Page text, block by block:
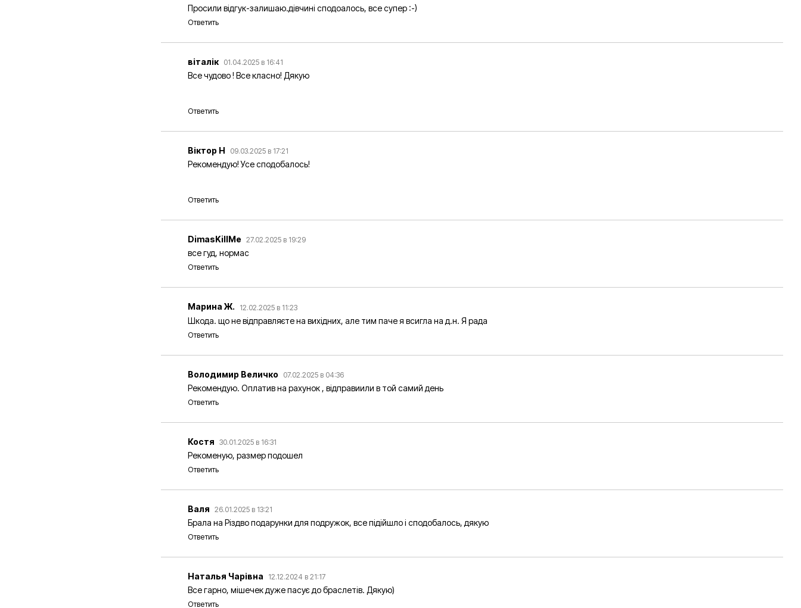
Просили відгук-залишаю.дівчині сподоалось, все супер :-)
Ответить
віталік 01.04.2025 в 16:41
Все чудово ! Все класно! Дякую
Ответить
Віктор Н 09.03.2025 в 17:21
Рекомендую! Усе сподобалось!
Ответить
DimasKillMe 27.02.2025 в 19:29
все гуд, нормас
Ответить
Марина Ж. 12.02.2025 в 11:23
Шкода. що не відправляєте на вихідних, але тим паче я всигла на д.н. Я рада
Ответить
Володимир Величко 07.02.2025 в 04:36
Рекомендую. Оплатив на рахунок , відправиили в той самий день
Ответить
Костя 30.01.2025 в 16:31
Рекоменую, размер подошел
Ответить
Валя 26.01.2025 в 13:21
Брала на Різдво подарунки для подружок, все підійшло і сподобалось, дякую
Ответить
Наталья Чарівна 12.12.2024 в 21:17
Все гарно, мішечек дуже пасує до браслетів. Дякую)
Ответить